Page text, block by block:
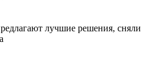
лучшие решения, сняли